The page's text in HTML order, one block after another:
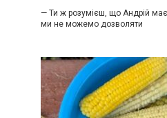
— Ти ж розумієш, що Андрій має
ми не можемо дозволяти